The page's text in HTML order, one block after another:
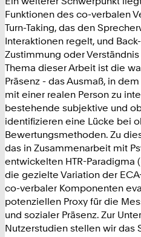
Funktionen des co-verbalen
Turn-Taking, das den
Interaktionen regelt, und
Zustimmung oder
Thema dieser Arbeit ist die
Präsenz - das Ausmaß, in
mit einer realen Person zu
bestehende subjektive und
identifizieren eine Lücke bei
Bewertungsmethoden. Zu
das in Zusammenarbeit mit
entwickelten HTR-Paradigma
die gezielte Variation der
co-verbaler Komponenten
potenziellen Proxy für die
und sozialer Präsenz. Zur
Nutzerstudien stellen wir das